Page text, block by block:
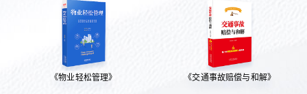
《物业轻松管理》 《交通事故赔偿与和解》